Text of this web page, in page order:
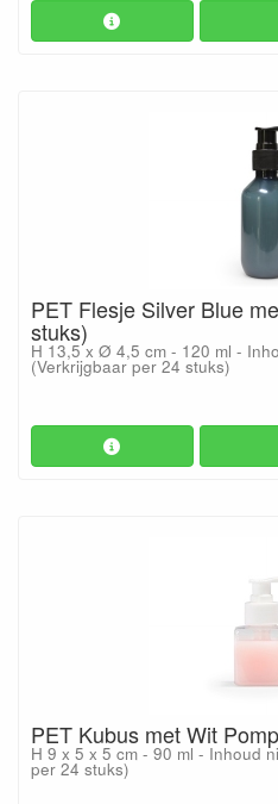
PET Flesje Silver Blue
stuks)
H 13,5 x Ø 4,5 cm - 120 ml -
(Verkrijgbaar per 24 stuks)
PET Kubus met Wit
H 9 x 5 x 5 cm - 90 ml - Inhoud
per 24 stuks)